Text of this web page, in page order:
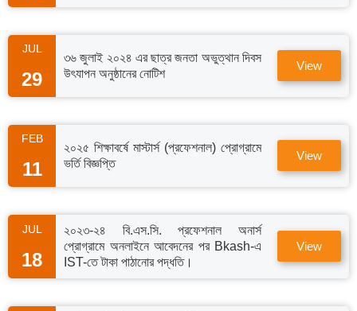
JUL
29
৩৬ জুলাই ২০২৪ এর ছাত্র জনতা অভুত্থান দিবস
উৎযাপন অনুষ্ঠানের নোটিশ
View
FEB
11
২০২৫ শিক্ষাবর্ষে মাস্টার্স (প্রফেশনাল) প্রোগ্রামে
ভর্তি বিজ্ঞপ্তি
View
JUL
18
২০২৩-২৪ বি.এস.সি. প্রফেশনাল অনার্স
প্রোগ্রামে অনলাইনে আবেদনের পর Bkash-এ
IST-তে টাকা পাঠানোর পদ্ধতি।
View